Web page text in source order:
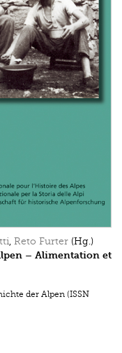
, Reto Furter (Hg.)
– Alimentation et
der Alpen (ISSN